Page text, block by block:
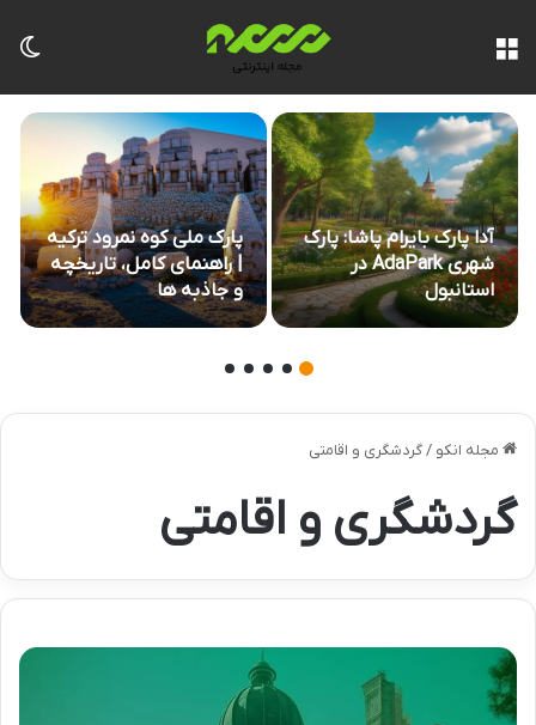
آدا پارک بایرام پاشا: پارک
شهری AdaPark در
استانبول
پارک ملی کوه نمرود ترکیه
| راهنمای کامل، تاریخچه
و جاذبه ها
مجله انکو /گردشگری و اقامتی
گردشگری و اقامتی